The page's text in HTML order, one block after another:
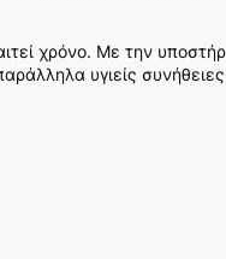
χρόνο. Με την
υγιείς